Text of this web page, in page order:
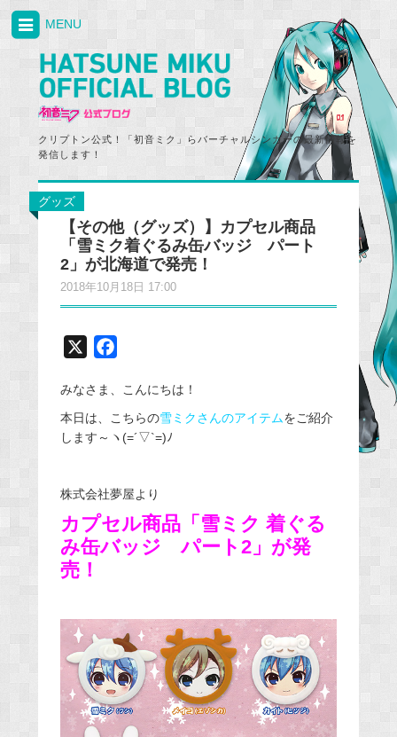
クリプトン公式！「初音ミク」らバーチャルシンガーの最新情報を
発信します！
MENU
グッズ
【その他（グッズ）】カプセル商品
「雪ミク着ぐるみ缶バッジ パート
2」が北海道で発売！
2018年10月18日 17:00
c
e
b
o
みなさま、こんにちは！
本日は、こちらの雪ミクさんのアイテムをご紹介
します～ヽ(=´▽`=)ﾉ
株式会社夢屋より
カプセル商品「雪ミク 着ぐる
み缶バッジ パート2」が発
売！